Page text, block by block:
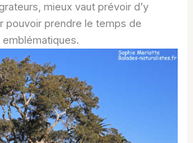
mieux vaut prévoir d’y
pouvoir prendre le temps de